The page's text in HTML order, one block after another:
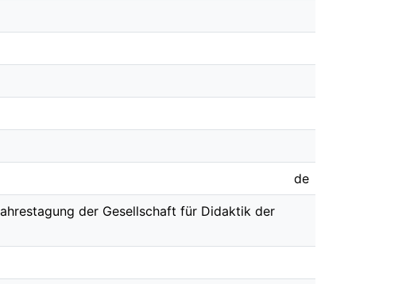
de
der Gesellschaft für Didaktik der